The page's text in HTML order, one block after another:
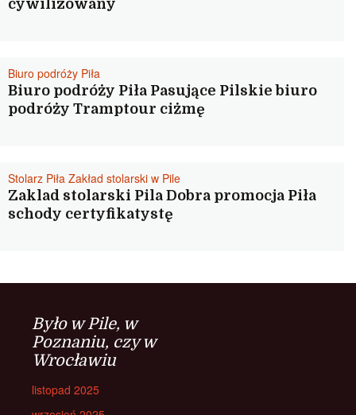
cywilizowany
Biuro podróży Piła
Biuro podróży Piła Pasujące Pilskie biuro
podróży Tramptour ciżmę
Stolarz Piła Zakład stolarski w Pile
Zaklad stolarski Pila Dobra promocja Piła
schody certyfikatystę
Było w Pile, w
Poznaniu, czy w
Wrocławiu
listopad 2025